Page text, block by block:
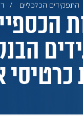
התפקידים הכלכליים